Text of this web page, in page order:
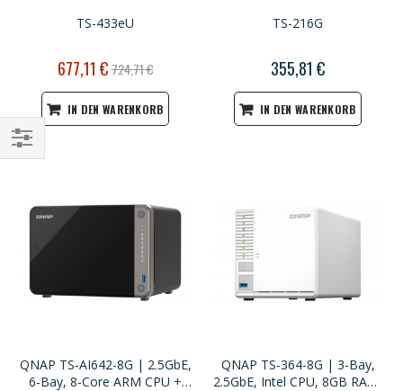
TS-433eU
Sonderpreis
677,11 €724,71 €
IN DEN WARENKORB
TS-216G
355,81 €
IN DEN WARENKORB
QNAP TS-AI642-8G | 2.5GbE,
6-Bay, 8-Core ARM CPU +
QNAP TS-364-8G | 3-Bay,
2.5GbE, Intel CPU, 8GB RAM,
Einkaufsoptionen